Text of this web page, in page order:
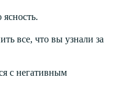
все, что вы узнали за
с негативным